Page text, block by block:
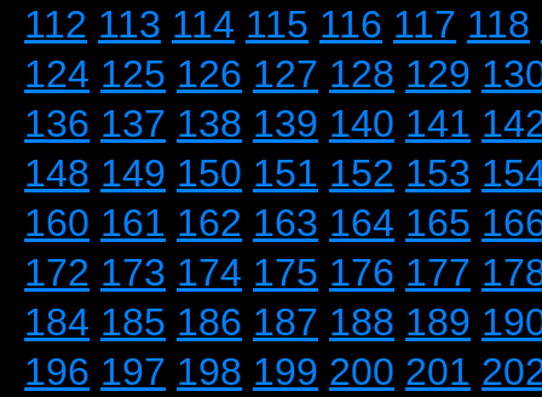
112 113 114 115 116 117 118
124 125 126 127 128 129
136 137 138 139 140 141
148 149 150 151 152 153
160 161 162 163 164 165
172 173 174 175 176 177
184 185 186 187 188 189
196 197 198 199 200 201